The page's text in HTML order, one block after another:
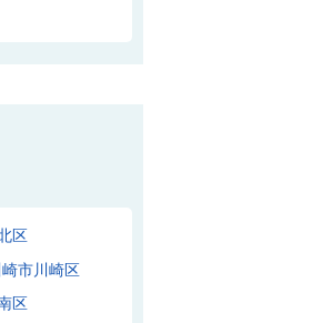
区
崎市川崎区
区